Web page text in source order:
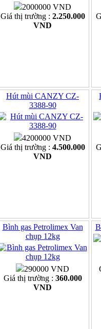
2000000 VND
Giá thị trường : 2.250.000
VND
Hút mùi CANZY CZ-
3388-90
4200000 VND
Giá thị trường : 4.500.000
VND
Bình gas Petrolimex Van
chụp 12kg
290000 VND
Giá thị trường : 360.000
VND